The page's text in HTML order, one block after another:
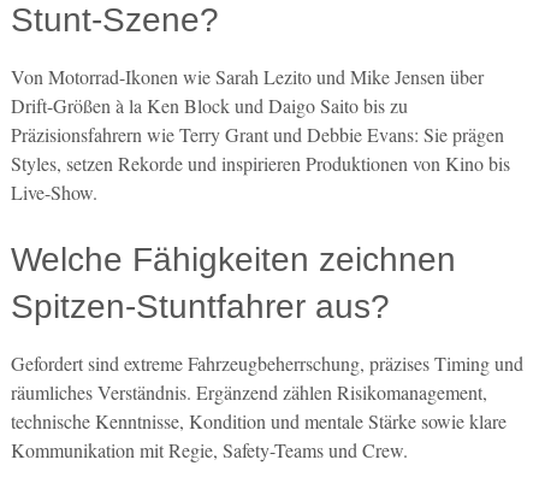
Stunt-Szene?
Von Motorrad-Ikonen wie Sarah Lezito und Mike Jensen über
Drift-Größen à la Ken Block und Daigo Saito bis zu
Präzisionsfahrern wie Terry Grant und Debbie Evans: Sie prägen
Styles, setzen Rekorde und inspirieren Produktionen von Kino bis
Live-Show.
Welche Fähigkeiten zeichnen
Spitzen-Stuntfahrer aus?
Gefordert sind extreme Fahrzeugbeherrschung, präzises Timing und
räumliches Verständnis. Ergänzend zählen Risikomanagement,
technische Kenntnisse, Kondition und mentale Stärke sowie klare
Kommunikation mit Regie, Safety-Teams und Crew.